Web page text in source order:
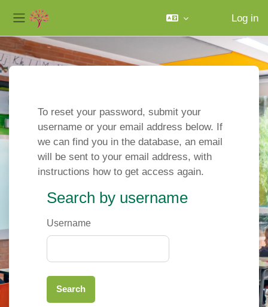
Skip to main content
Side panel
Log in
To reset your password, submit your
username or your email address below. If
we can find you in the database, an email
will be sent to your email address, with
instructions how to get access again.
Search by username
Search by username
Username